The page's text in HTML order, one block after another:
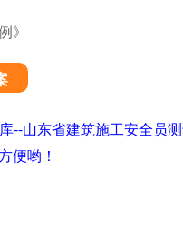
》
--山东省建筑施工安全员
便哟！